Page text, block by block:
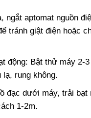
ngắt aptomat nguồn
tránh giật điện hoặc
động: Bật thử máy 2-
lạ, rung không.
đạc dưới máy, trải bạt
1-2m.